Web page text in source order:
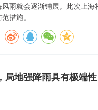
雨就会逐渐铺展。此次上海
措施。
局地强降雨具有极端